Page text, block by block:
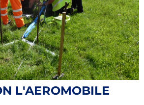
L'AEROMOBILE